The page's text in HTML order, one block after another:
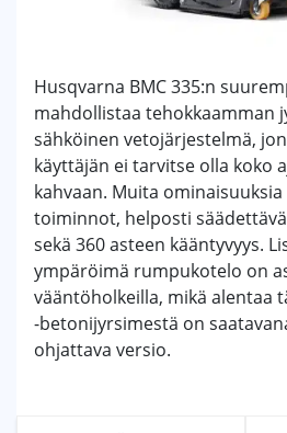
Husqvarna BMC 335:n
mahdollistaa tehokkaamman
sähköinen vetojärjestelmä,
käyttäjän ei tarvitse olla koko
kahvaan. Muita
toiminnot, helposti
sekä 360 asteen kääntyvyys.
ympäröimä rumpukotelo on
vääntöholkeilla, mikä alentaa
-betonijyrsimestä on
ohjattava versio.